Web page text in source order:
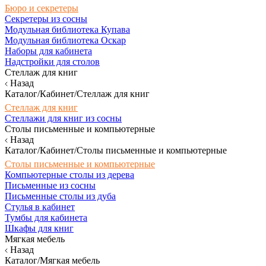
Бюро и секретеры
Секретеры из сосны
Модульная библиотека Купава
Модульная библиотека Оскар
Наборы для кабинета
Надстройки для столов
Стеллаж для книг
Назад
Каталог/Кабинет/Стеллаж для книг
Стеллаж для книг
Стеллажи для книг из сосны
Столы письменные и компьютерные
Назад
Каталог/Кабинет/Столы письменные и компьютерные
Столы письменные и компьютерные
Компьютерные столы из дерева
Письменные из сосны
Письменные столы из дуба
Стулья в кабинет
Тумбы для кабинета
Шкафы для книг
Мягкая мебель
Назад
Каталог/Мягкая мебель